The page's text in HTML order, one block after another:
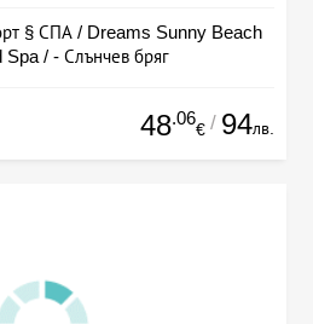
§ СПА / Dreams Sunny Beach
/ - Слънчев бряг
48.06
€ / 94лв.